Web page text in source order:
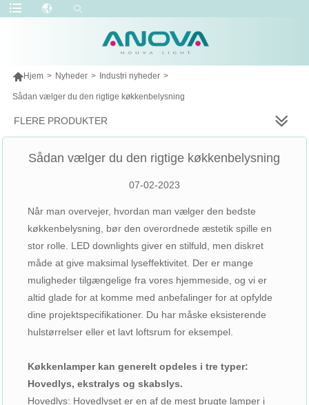
Hjem > Nyheder > Industri nyheder >
Sådan vælger du den rigtige køkkenbelysning
FLERE PRODUKTER
Sådan vælger du den rigtige køkkenbelysning
07-02-2023
Når man overvejer, hvordan man vælger den bedste
køkkenbelysning, bør den overordnede æstetik spille en
stor rolle. LED downlights giver en stilfuld, men diskret
måde at give maksimal lyseffektivitet. Der er mange
muligheder tilgængelige fra vores hjemmeside, og vi er
altid glade for at komme med anbefalinger for at opfylde
dine projektspecifikationer. Du har måske eksisterende
hulstørrelser eller et lavt loftsrum for eksempel.
Køkkenlamper kan generelt opdeles i tre typer:
Hovedlys, ekstralys og skabslys.
Hovedlys: Hovedlyset er en af ​​de mest brugte lamper i